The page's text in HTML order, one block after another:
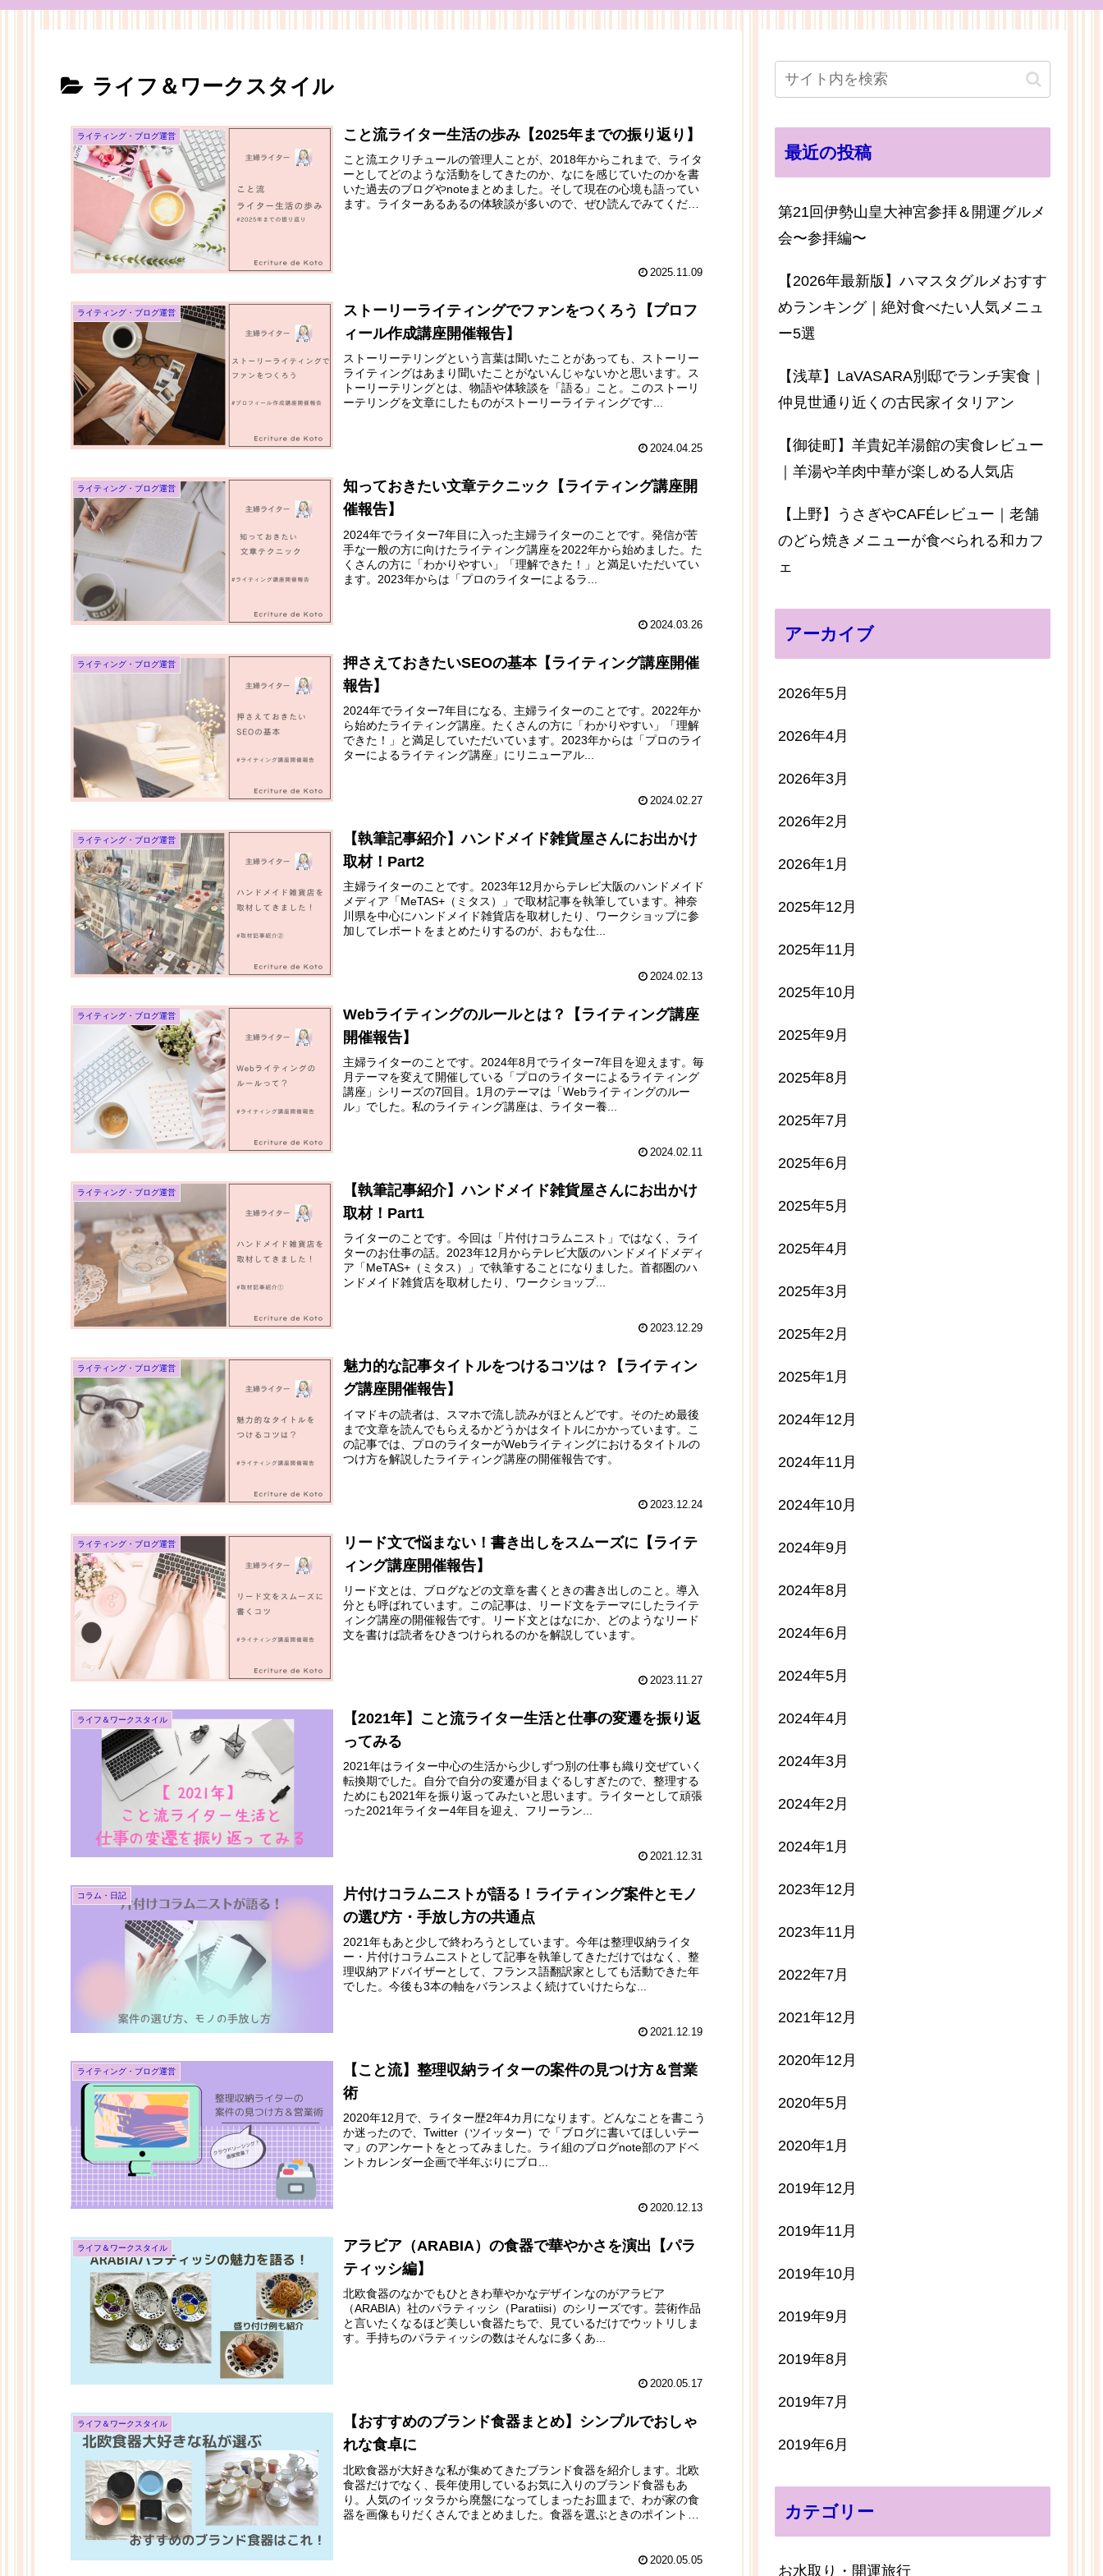
ライフ＆ワークスタイル
ライティング・ブログ運営 こと流ライター生活の歩み【2025年までの振り返り】
こと流エクリチュールの管理人ことが、2018年からこれまで、ライタ
ーとしてどのような活動をしてきたのか、なにを感じていたのかを書
いた過去のブログやnoteまとめました。そして現在の心境も語ってい
ます。ライターあるあるの体験談が多いので、ぜひ読んでみてくださ
2025.11.09
ライティング・ブログ運営
ストーリーライティングでファンをつくろう【プロフ
ィール作成講座開催報告】
ストーリーテリングという言葉は聞いたことがあっても、ストーリー
ライティングはあまり聞いたことがないんじゃないかと思います。ス
トーリーテリングとは、物語や体験談を「語る」こと。このストーリ
ーテリングを文章にしたものがストーリーライティングです...
2024.04.25
ライティング・ブログ運営
知っておきたい文章テクニック【ライティング講座開
催報告】
2024年でライター7年目に入った主婦ライターのことです。発信が苦
手な一般の方に向けたライティング講座を2022年から始めました。た
くさんの方に「わかりやすい」「理解できた！」と満足いただいてい
ます。2023年からは「プロのライターによるラ...
2024.03.26
ライティング・ブログ運営
押さえておきたいSEOの基本【ライティング講座開催
報告】
2024年でライター7年目になる、主婦ライターのことです。2022年か
ら始めたライティング講座。たくさんの方に「わかりやすい」「理解
できた！」と満足していただいています。2023年からは「プロのライ
ターによるライティング講座」にリニューアル...
2024.02.27
ライティング・ブログ運営
【執筆記事紹介】ハンドメイド雑貨屋さんにお出かけ
取材！Part2
主婦ライターのことです。2023年12月からテレビ大阪のハンドメイド
メディア「MeTAS+（ミタス）」で取材記事を執筆しています。神奈
川県を中心にハンドメイド雑貨店を取材したり、ワークショップに参
加してレポートをまとめたりするのが、おもな仕...
2024.02.13
ライティング・ブログ運営
Webライティングのルールとは？【ライティング講座
開催報告】
主婦ライターのことです。2024年8月でライター7年目を迎えます。毎
月テーマを変えて開催している「プロのライターによるライティング
講座」シリーズの7回目。1月のテーマは「Webライティングのルー
ル」でした。私のライティング講座は、ライター養...
2024.02.11
ライティング・ブログ運営
【執筆記事紹介】ハンドメイド雑貨屋さんにお出かけ
取材！Part1
ライターのことです。今回は「片付けコラムニスト」ではなく、ライ
ターのお仕事の話。2023年12月からテレビ大阪のハンドメイドメディ
ア「MeTAS+（ミタス）」で執筆することになりました。首都圏のハ
ンドメイド雑貨店を取材したり、ワークショップ...
2023.12.29
ライティング・ブログ運営
魅力的な記事タイトルをつけるコツは？【ライティン
グ講座開催報告】
イマドキの読者は、スマホで流し読みがほとんどです。そのため最後
まで文章を読んでもらえるかどうかはタイトルにかかっています。こ
の記事では、プロのライターがWebライティングにおけるタイトルの
つけ方を解説したライティング講座の開催報告です。
2023.12.24
ライティング・ブログ運営
リード文で悩まない！書き出しをスムーズに【ライテ
ィング講座開催報告】
リード文とは、ブログなどの文章を書くときの書き出しのこと。導入
分とも呼ばれています。この記事は、リード文をテーマにしたライテ
ィング講座の開催報告です。リード文とはなにか、どのようなリード
文を書けば読者をひきつけられるのかを解説しています。
2023.11.27
ライフ＆ワークスタイル
【2021年】こと流ライター生活と仕事の変遷を振り返
ってみる
2021年はライター中心の生活から少しずつ別の仕事も織り交ぜていく
転換期でした。自分で自分の変遷が目まぐるしすぎたので、整理する
ためにも2021年を振り返ってみたいと思います。ライターとして頑張
った2021年ライター4年目を迎え、フリーラン...
2021.12.31
コラム・日記
片付けコラムニストが語る！ライティング案件とモノ
の選び方・手放し方の共通点
2021年もあと少しで終わろうとしています。今年は整理収納ライタ
ー・片付けコラムニストとして記事を執筆してきただけではなく、整
理収納アドバイザーとして、フランス語翻訳家としても活動できた年
でした。今後も3本の軸をバランスよく続けていけたらな...
2021.12.19
ライティング・ブログ運営
【こと流】整理収納ライターの案件の見つけ方＆営業
術
2020年12月で、ライター歴2年4カ月になります。どんなことを書こう
か迷ったので、Twitter（ツイッター）で「ブログに書いてほしいテー
マ」のアンケートをとってみました。ライ組のブログnote部のアドベ
ントカレンダー企画で半年ぶりにブロ...
2020.12.13
ライフ＆ワークスタイル
アラビア（ARABIA）の食器で華やかさを演出【パラ
ティッシ編】
北欧食器のなかでもひときわ華やかなデザインなのがアラビア
（ARABIA）社のパラティッシ（Paratiisi）のシリーズです。芸術作品
と言いたくなるほど美しい食器たちで、見ているだけでウットリしま
す。手持ちのパラティッシの数はそんなに多くあ...
2020.05.17
ライフ＆ワークスタイル
【おすすめのブランド食器まとめ】シンプルでおしゃ
れな食卓に
北欧食器が大好きな私が集めてきたブランド食器を紹介します。北欧
食器だけでなく、長年使用しているお気に入りのブランド食器もあ
り。人気のイッタラから廃盤になってしまったお皿まで、わが家の食
器を画像もりだくさんでまとめました。食器を選ぶときのポイントも
2020.05.05
最近の投稿
第21回伊勢山皇大神宮参拝＆開運グルメ
会〜参拝編〜
【2026年最新版】ハマスタグルメおすす
めランキング｜絶対食べたい人気メニュ
ー5選
【浅草】LaVASARA別邸でランチ実食｜
仲見世通り近くの古民家イタリアン
【御徒町】羊貴妃羊湯館の実食レビュー
｜羊湯や羊肉中華が楽しめる人気店
【上野】うさぎやCAFÉレビュー｜老舗
のどら焼きメニューが食べられる和カフ
ェ
アーカイブ
2026年5月
2026年4月
2026年3月
2026年2月
2026年1月
2025年12月
2025年11月
2025年10月
2025年9月
2025年8月
2025年7月
2025年6月
2025年5月
2025年4月
2025年3月
2025年2月
2025年1月
2024年12月
2024年11月
2024年10月
2024年9月
2024年8月
2024年6月
2024年5月
2024年4月
2024年3月
2024年2月
2024年1月
2023年12月
2023年11月
2022年7月
2021年12月
2020年12月
2020年5月
2020年1月
2019年12月
2019年11月
2019年10月
2019年9月
2019年8月
2019年7月
2019年6月
カテゴリー
お水取り・開運旅行